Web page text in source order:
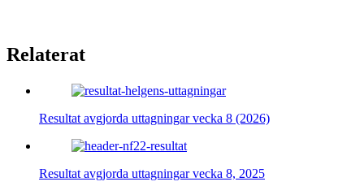
Relaterat
Resultat avgjorda uttagningar vecka 8 (2026)
Resultat avgjorda uttagningar vecka 8, 2025